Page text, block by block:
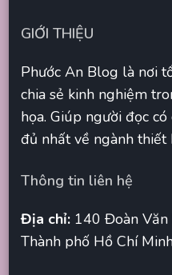
GIỚI THIỆU
Phước An Blog là nơi
chia sẻ kinh nghiệm
họa. Giúp người đọc
đủ nhất về ngành thiết
Thông tin liên hệ
Địa chỉ: 140 Đoàn Văn
Thành phố Hồ Chí